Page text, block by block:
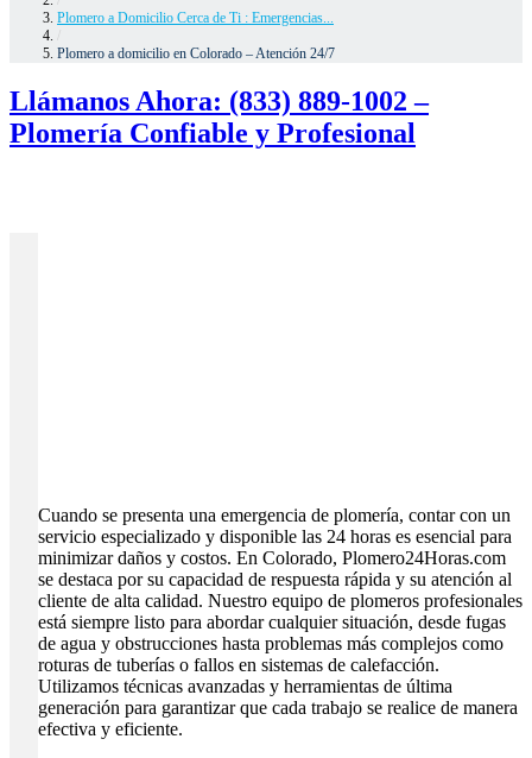
Plomero a Domicilio Cerca de Ti : Emergencias...
Plomero a domicilio en Colorado – Atención 24/7
Llámanos Ahora: (833) 889-1002 –
Plomería Confiable y Profesional
Cuando se presenta una emergencia de plomería, contar con un
servicio especializado y disponible las 24 horas es esencial para
minimizar daños y costos. En Colorado, Plomero24Horas.com
se destaca por su capacidad de respuesta rápida y su atención al
cliente de alta calidad. Nuestro equipo de plomeros profesionales
está siempre listo para abordar cualquier situación, desde fugas
de agua y obstrucciones hasta problemas más complejos como
roturas de tuberías o fallos en sistemas de calefacción.
Utilizamos técnicas avanzadas y herramientas de última
generación para garantizar que cada trabajo se realice de manera
efectiva y eficiente.